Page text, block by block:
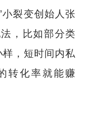
裂变创始人张
，比如部分类
，短时间内私
转化率就能赚